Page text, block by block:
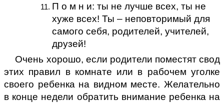
П о м н и: ты не лучше всех, ты не
хуже всех! Ты – неповторимый для
самого себя, родителей, учителей,
друзей!
Очень хорошо, если родители поместят свод
этих правил в комнате или в рабочем уголке
своего ребенка на видном месте. Желательно
в конце недели обратить внимание ребенка на